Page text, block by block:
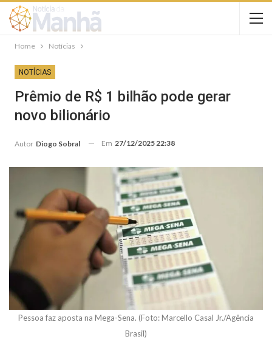
Home Notícias
NOTÍCIAS
Prêmio de R$ 1 bilhão pode gerar
novo bilionário
Autor Diogo Sobral Em 27/12/2025 22:38
Pessoa faz aposta na Mega-Sena. (Foto: Marcello Casal Jr./Agência
Brasil)